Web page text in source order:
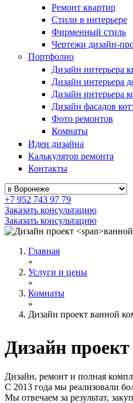
Ремонт квартир
Стили в интерьере
Фирменный стиль
Чертежи дизайн-
Портфолио
Дизайн интерьера
Дизайн интерьера
Дизайн интерьера
Дизайн фасадов
Фото ремонтов
Комнаты
Идеи дизайна
Калькулятор ремонта
Контакты
+7 952 743 97 79
Заказать консультацию
Заказать консультацию
Главная
»
Услуги и цены
»
Комнаты
»
Дизайн проект ванной
Дизайн проект
Дизайн, ремонт и полная
С 2013 года мы реализовали
Мы отвечаем за результат,